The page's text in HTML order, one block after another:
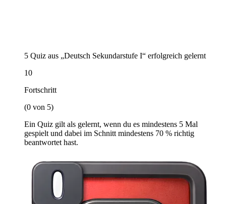
5 Quiz aus „Deutsch Sekundarstufe I“ erfolgreich gelernt
10
Fortschritt
(0 von 5)
Ein Quiz gilt als gelernt, wenn du es mindestens 5 Mal
gespielt und dabei im Schnitt mindestens 70 % richtig
beantwortet hast.